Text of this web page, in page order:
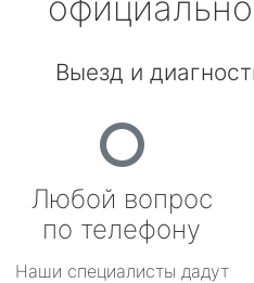
Выезд и
Любой вопрос
по телефону
Наши специалисты дадут